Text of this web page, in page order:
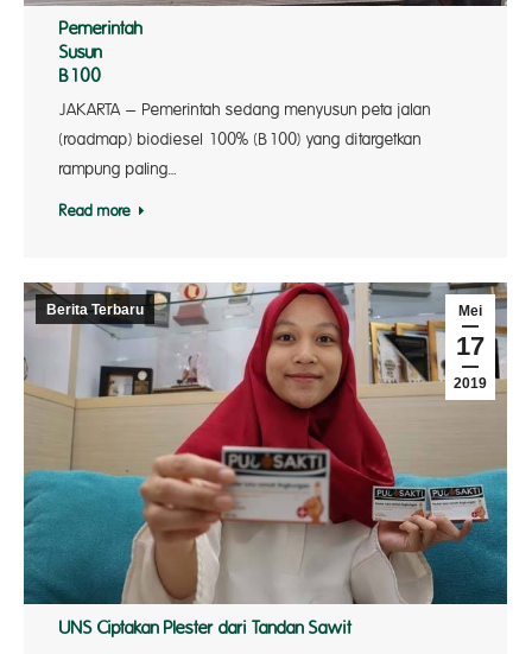
Pemerintah
Susun
B100
JAKARTA – Pemerintah sedang menyusun peta jalan
(roadmap) biodiesel 100% (B100) yang ditargetkan
rampung paling…
Read more
Mei
17
2019
Berita Terbaru
UNS Ciptakan Plester dari Tandan Sawit